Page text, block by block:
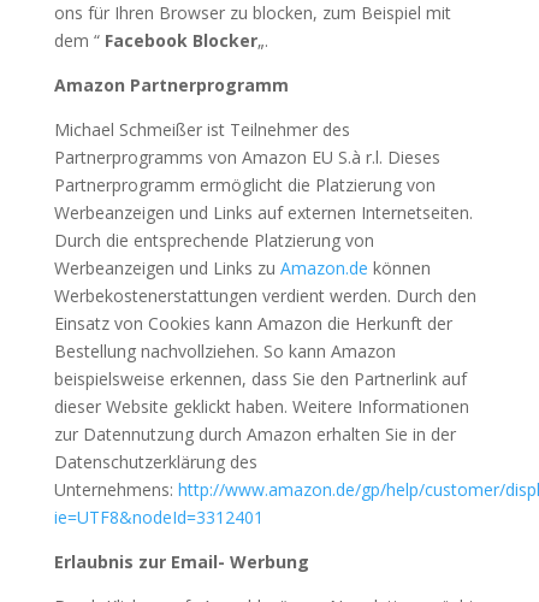
ons für Ihren Browser zu blocken, zum Beispiel mit
dem “ Facebook Blocker„.
Amazon Partnerprogramm
Michael Schmeißer ist Teilnehmer des
Partnerprogramms von Amazon EU S.à r.l. Dieses
Partnerprogramm ermöglicht die Platzierung von
Werbeanzeigen und Links auf externen Internetseiten.
Durch die entsprechende Platzierung von
Werbeanzeigen und Links zu Amazon.de können
Werbekostenerstattungen verdient werden. Durch den
Einsatz von Cookies kann Amazon die Herkunft der
Bestellung nachvollziehen. So kann Amazon
beispielsweise erkennen, dass Sie den Partnerlink auf
dieser Website geklickt haben. Weitere Informationen
zur Datennutzung durch Amazon erhalten Sie in der
Datenschutzerklärung des
Unternehmens: http://www.amazon.de/gp/help/customer/
ie=UTF8&nodeId=3312401
Erlaubnis zur Email- Werbung